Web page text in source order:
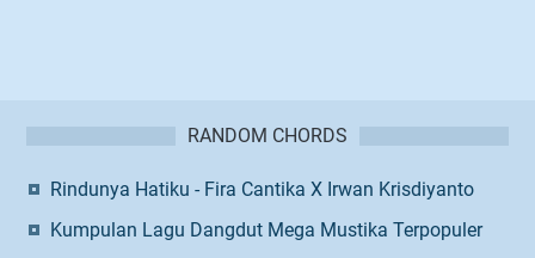
RANDOM CHORDS
Rindunya Hatiku - Fira Cantika X Irwan Krisdiyanto
Kumpulan Lagu Dangdut Mega Mustika Terpopuler